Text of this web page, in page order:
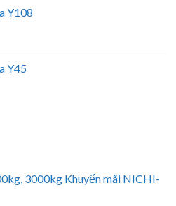
Y108
Y45
3000kg Khuyến mãi NICHI-